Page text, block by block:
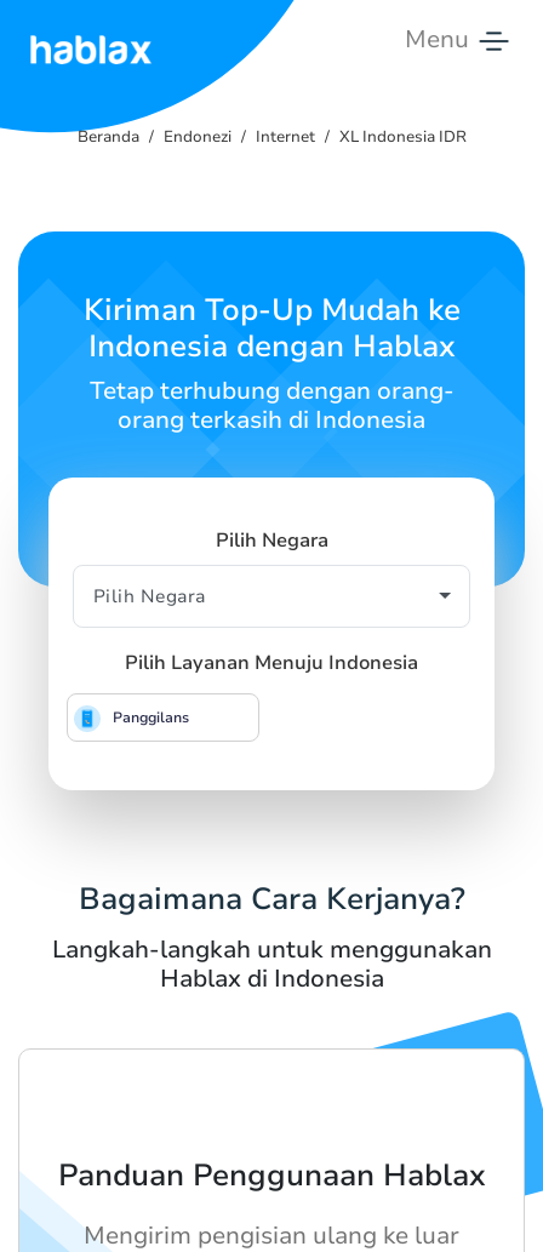
Menu
Tarif
Hubungi
Kami
Bahasa Indonesia
SIGN IN
Beranda Endonezi Internet XL Indonesia IDR
Kiriman Top-Up Mudah ke
Indonesia dengan Hablax
Tetap terhubung dengan orang-
orang terkasih di Indonesia
Pilih Negara
Pilih Layanan Menuju Indonesia
Panggilans
Bagaimana Cara Kerjanya?
Langkah-langkah untuk menggunakan
Hablax di Indonesia
Panduan Penggunaan Hablax
Mengirim pengisian ulang ke luar